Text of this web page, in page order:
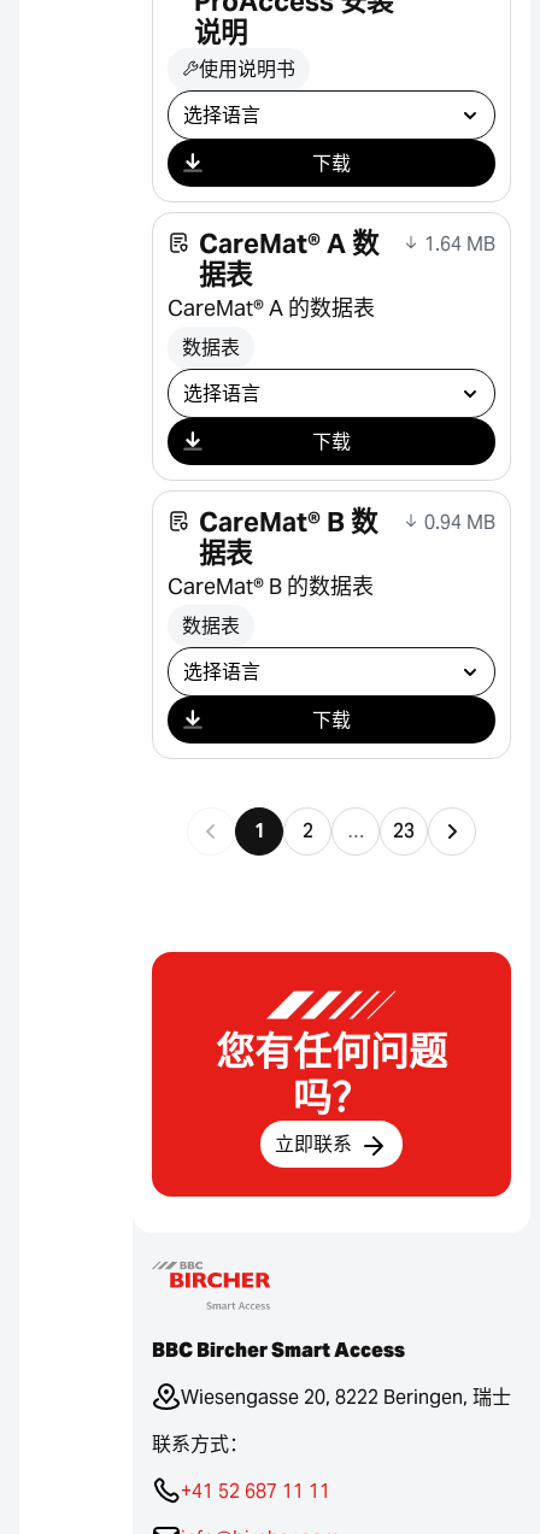
说明
使用说明书
选择下载
下载
CareMat® A 数
据表
1.64 MB
CareMat® A 的数据表
数据表
选择下载
下载
CareMat® B 数
据表
0.94 MB
CareMat® B 的数据表
数据表
选择下载
下载
1 2 … 23
您有任何问题
吗？
立即联系
BBC Bircher Smart Access
Wiesengasse 20, 8222 Beringen, 瑞士
联系方式：
+41 52 687 11 11